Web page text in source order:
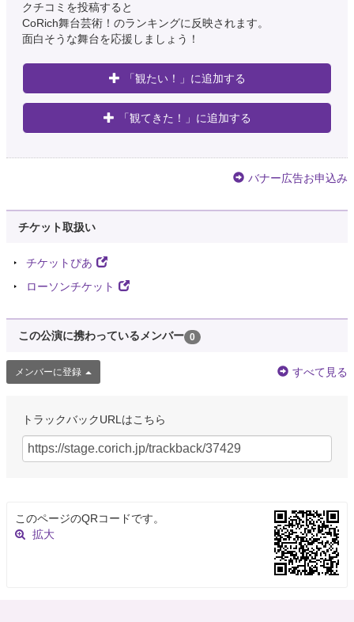
クチコミを投稿すると
CoRich舞台芸術！のランキングに反映されます。
面白そうな舞台を応援しましょう！
「観たい！」に追加する
「観てきた！」に追加する
バナー広告お申込み
チケット取扱い
チケットぴあ
ローソンチケット
この公演に携わっているメンバー 0
メンバーに登録 すべて見る
トラックバックURLはこちら
このページのQRコードです。
拡大